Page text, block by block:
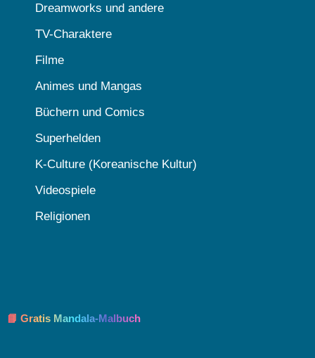
Dreamworks und andere
TV-Charaktere
Filme
Animes und Mangas
Büchern und Comics
Superhelden
K-Culture (Koreanische Kultur)
Videospiele
Religionen
📘 Gratis Mandala-Malbuch